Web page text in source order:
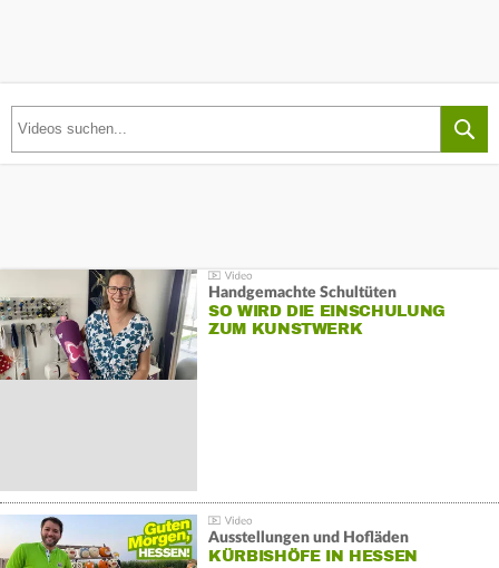
Handgemachte Schultüten
SO WIRD DIE EINSCHULUNG
ZUM KUNSTWERK
Ausstellungen und Hofläden
KÜRBISHÖFE IN HESSEN